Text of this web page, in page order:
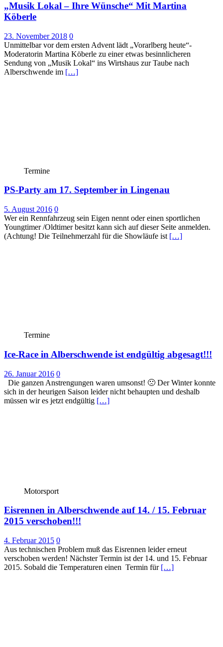
„Musik Lokal – Ihre Wünsche“ Mit Martina
Köberle
23. November 2018 0
Unmittelbar vor dem ersten Advent lädt „Vorarlberg heute“-
Moderatorin Martina Köberle zu einer etwas besinnlicheren
Sendung von „Musik Lokal“ ins Wirtshaus zur Taube nach
Alberschwende im […]
Termine
PS-Party am 17. September in Lingenau
5. August 2016 0
Wer ein Rennfahrzeug sein Eigen nennt oder einen sportlichen
Youngtimer /Oldtimer besitzt kann sich auf dieser Seite anmelden.
(Achtung! Die Teilnehmerzahl für die Showläufe ist […]
Termine
Ice-Race in Alberschwende ist endgültig abgesagt!!!
26. Januar 2016 0
Die ganzen Anstrengungen waren umsonst! 🙁 Der Winter konnte
sich in der heurigen Saison leider nicht behaupten und deshalb
müssen wir es jetzt endgültig […]
Motorsport
Eisrennen in Alberschwende auf 14. / 15. Februar
2015 verschoben!!!
4. Februar 2015 0
Aus technischen Problem muß das Eisrennen leider erneut
verschoben werden! Nächster Termin ist der 14. und 15. Februar
2015. Sobald die Temperaturen einen Termin für […]